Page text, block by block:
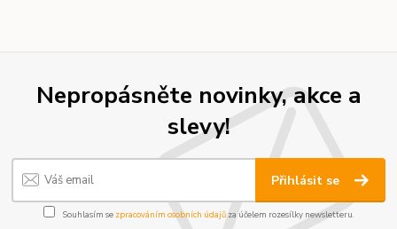
Nepropásněte novinky, akce a
slevy!
Přihlásit se
Souhlasím se zpracováním osobních údajůza účelem rozesílky newsletteru.